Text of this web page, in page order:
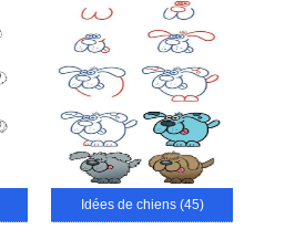
Idées de chiens (45)